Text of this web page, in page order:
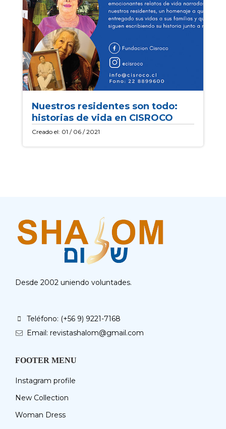
Nuestros residentes son todo:
historias de vida en CISROCO
Creado el: 01 / 06 / 2021
Desde 2002 uniendo voluntades.
Teléfono: (+56 9) 9221-7168
Email: revistashalom@gmail.com
FOOTER MENU
Instagram profile
New Collection
Woman Dress